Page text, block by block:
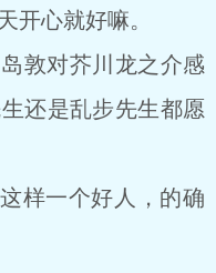
开心就好嘛。
敦对芥川龙之介感
还是乱步先生都愿
样一个好人，的确